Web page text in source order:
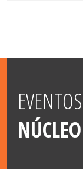
EVENTOS
NÚCLEO